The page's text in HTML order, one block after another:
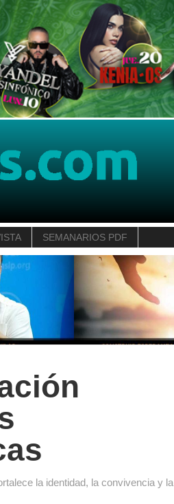
SEMANARIOS PDF
la identidad, la convivencia y la